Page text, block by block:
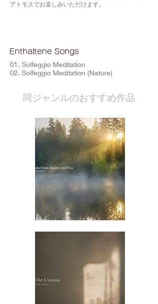
アトモスでお楽しみいただけます。
Enthaltene Songs
01. Solfeggio Meditation
02. Solfeggio Meditation (Nature)
​同ジャンルのおすすめ作品